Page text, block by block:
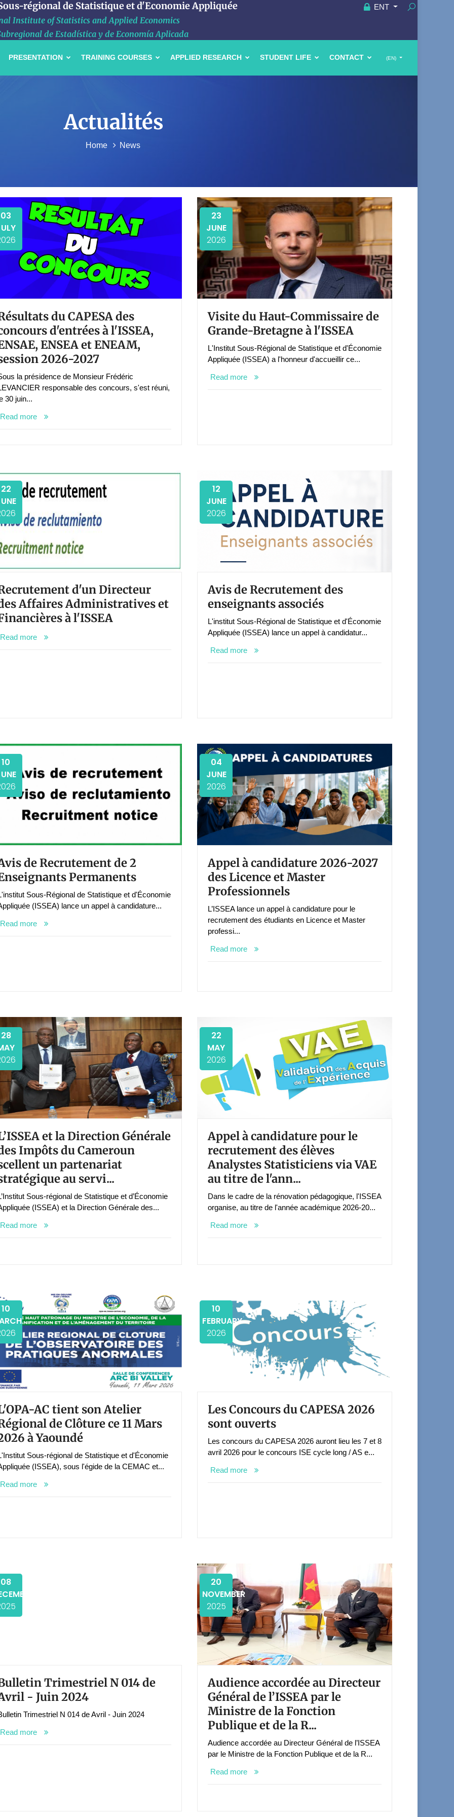
régional de Statistique et d'Economie Appliquée
Institute of Statistics and Applied Economics
de Estadística y de Economía Aplicada
ENT
(EN)
PRESENTATION TRAINING COURSES APPLIED RESEARCH STUDENT LIFE CONTACT
Actualités
Home News
du CAPESA des
d'entrées à l'ISSEA,
ENSEA et ENEAM,
2026-2027
03
la présidence de Monsieur Frédéric
responsable des concours, s'est réuni,
30 juin...
Read more
Visite du Haut-Commissaire de
Grande-Bretagne à l'ISSEA
23
JUNE
2026
L'Institut Sous-Régional de Statistique et d'Économie
Appliquée (ISSEA) a l'honneur d'accueillir ce...
Read more
d'un Directeur
Affaires Administratives et
à l'ISSEA
22
Read more
Avis de Recrutement des
enseignants associés
12
JUNE
2026
L'institut Sous-Régional de Statistique et d'Économie
Appliquée (ISSEA) lance un appel à candidatur...
Read more
de Recrutement de 2
Permanents
10
Sous-Régional de Statistique et d'Économie
(ISSEA) lance un appel à candidature...
Read more
Appel à candidature 2026-2027
des Licence et Master
Professionnels
04
JUNE
2026
L’ISSEA lance un appel à candidature pour le
recrutement des étudiants en Licence et Master
professi...
Read more
et la Direction Générale
Impôts du Cameroun
un partenariat
au servi...
28
Sous-régional de Statistique et d’Économie
(ISSEA) et la Direction Générale des...
Read more
Appel à candidature pour le
recrutement des élèves
Analystes Statisticiens via VAE
au titre de l'ann...
22
MAY
2026
Dans le cadre de la rénovation pédagogique, l'ISSEA
organise, au titre de l'année académique 2026-20...
Read more
AC tient son Atelier
de Clôture ce 11 Mars
à Yaoundé
10
Sous-régional de Statistique et d'Économie
(ISSEA), sous l'égide de la CEMAC et...
Read more
Les Concours du CAPESA 2026
sont ouverts
10
FEBRUARY
2026
Les concours du CAPESA 2026 auront lieu les 7 et 8
avril 2026 pour le concours ISE cycle long / AS e...
Read more
Trimestriel N 014 de
- Juin 2024
08
Trimestriel N 014 de Avril - Juin 2024
Read more
Audience accordée au Directeur
Général de l’ISSEA par le
Ministre de la Fonction
Publique et de la R...
20
NOVEMBER
2025
Audience accordée au Directeur Général de l’ISSEA
par le Ministre de la Fonction Publique et de la R...
Read more